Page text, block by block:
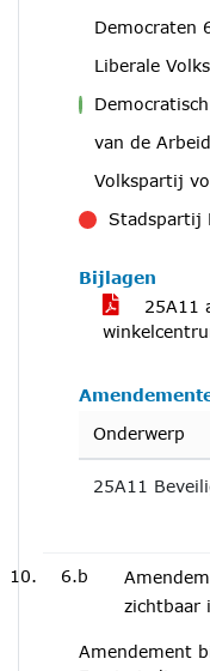
Democraten
Liberale
van de
Volkspartij
Stadspartij
Bijlagen
25A11
Onderwerp
25A11
6.b
zichtbaar
Amendement